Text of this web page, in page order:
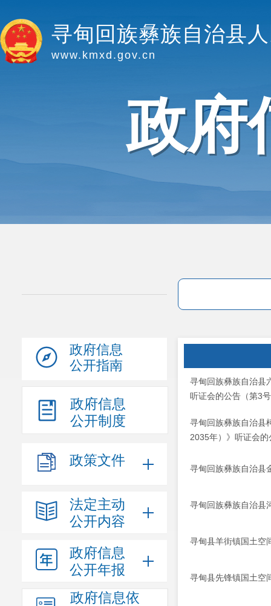
寻甸回族彝族自治县
www.kmxd.gov.cn
政府
政府信息
公开指南
政府信息
公开制度
政策文件
法定主动
公开内容
政府信息
公开年报
政府信息依
寻甸回族彝族自治县
听证会的公告（第3
寻甸回族彝族自治县
2035年）》听证会的
寻甸回族彝族自治县
寻甸回族彝族自治县
寻甸县羊街镇国土空
寻甸县先锋镇国土空